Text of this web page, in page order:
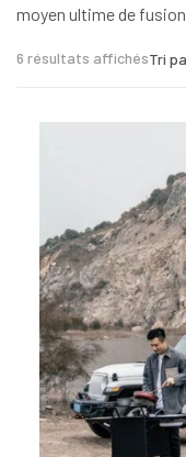
moyen ultime de
6 résultats affichés